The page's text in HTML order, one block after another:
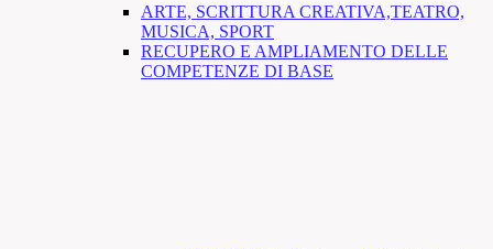
ARTE, SCRITTURA CREATIVA,TEATRO,
MUSICA, SPORT
RECUPERO E AMPLIAMENTO DELLE
COMPETENZE DI BASE